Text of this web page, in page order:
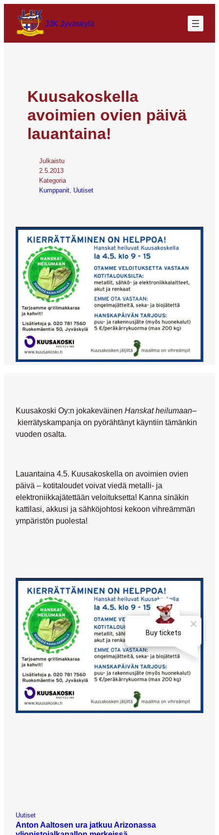
JJK Jyväskylä
Kuusakoskella
avoimien ovien päivä
lauantaina!
Julkaistu
2.5.2013
Kategoria
Kumppanit Uutiset
Kuusakoski Oy:n jokakeväinen Hanskat heilumaan–
kierrätyskampanja on pyörähtänyt käyntiin tämänkin
vuoden osalta.
Lauantaina 4.5. Kuusakoskella on avoimien ovien
päivä – kotitaloudet voivat viedä metalli- ja
elektroniikkajätettään veloituksetta! Kanna sinäkin
kattilasi, akkusi ja sähköjohtosi kekoon vihreämmän
ympäristön puolesta!
Uutiset
Anton Aaltosen ura jatkuu Arizonassa